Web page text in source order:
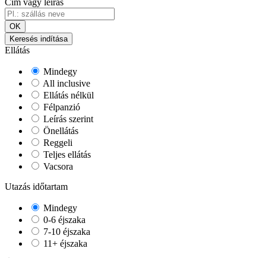
Cím vagy leírás
OK
Keresés indítása
Ellátás
Mindegy
All inclusive
Ellátás nélkül
Félpanzió
Leírás szerint
Önellátás
Reggeli
Teljes ellátás
Vacsora
Utazás időtartam
Mindegy
0-6 éjszaka
7-10 éjszaka
11+ éjszaka